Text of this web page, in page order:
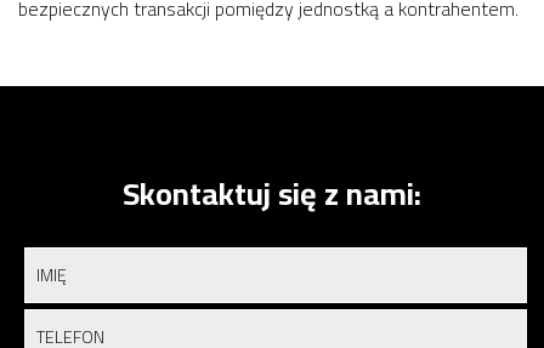
bezpiecznych transakcji pomiędzy jednostką a kontrahentem.
Skontaktuj się z nami: